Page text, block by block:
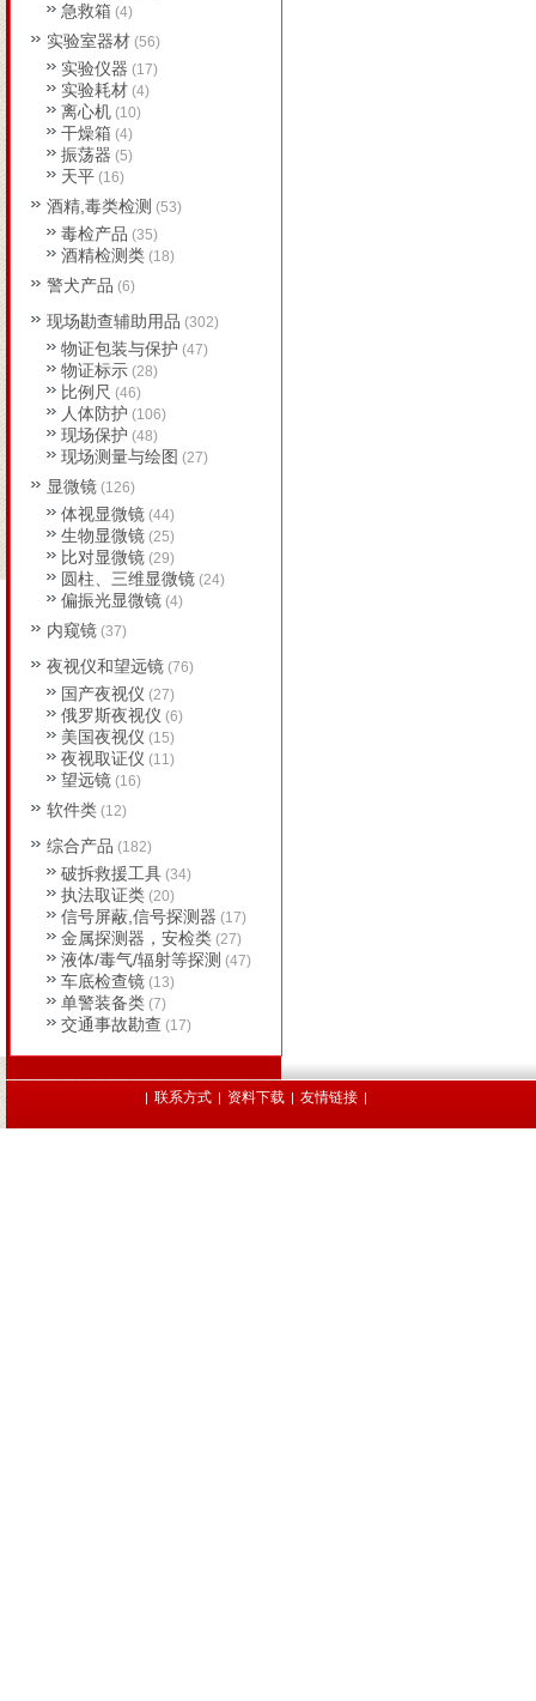
急救箱 (4)
实验室器材 (56)
实验仪器 (17)
实验耗材 (4)
离心机 (10)
干燥箱 (4)
振荡器 (5)
天平 (16)
酒精,毒类检测 (53)
毒检产品 (35)
酒精检测类 (18)
警犬产品 (6)
现场勘查辅助用品 (302)
物证包装与保护 (47)
物证标示 (28)
比例尺 (46)
人体防护 (106)
现场保护 (48)
现场测量与绘图 (27)
显微镜 (126)
体视显微镜 (44)
生物显微镜 (25)
比对显微镜 (29)
圆柱、三维显微镜 (24)
偏振光显微镜 (4)
内窥镜 (37)
夜视仪和望远镜 (76)
国产夜视仪 (27)
俄罗斯夜视仪 (6)
美国夜视仪 (15)
夜视取证仪 (11)
望远镜 (16)
软件类 (12)
综合产品 (182)
破拆救援工具 (34)
执法取证类 (20)
信号屏蔽,信号探测器 (17)
金属探测器，安检类 (27)
液体/毒气/辐射等探测 (47)
车底检查镜 (13)
单警装备类 (7)
交通事故勘查 (17)
| 联系方式 | 资料下载 | 友情链接 |